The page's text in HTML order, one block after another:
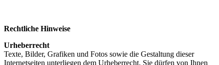
Rechtliche Hinweise
Urheberrecht
Texte, Bilder, Grafiken und Fotos sowie die Gestaltung dieser
Internetseiten unterliegen dem Urheberrecht. Sie dürfen von Ihnen